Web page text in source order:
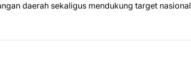
daerah sekaligus mendukung target nasional